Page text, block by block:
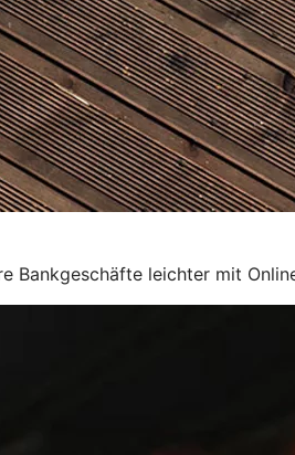
Bankgeschäfte leichter mit